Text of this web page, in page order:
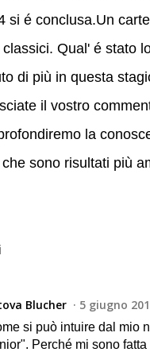
si é conclusa.Un
Qual' é stato
di più in questa
il vostro
la
sono risultati più
Blucher 5 giugno
si può intuire dal mio
Perché mi sono